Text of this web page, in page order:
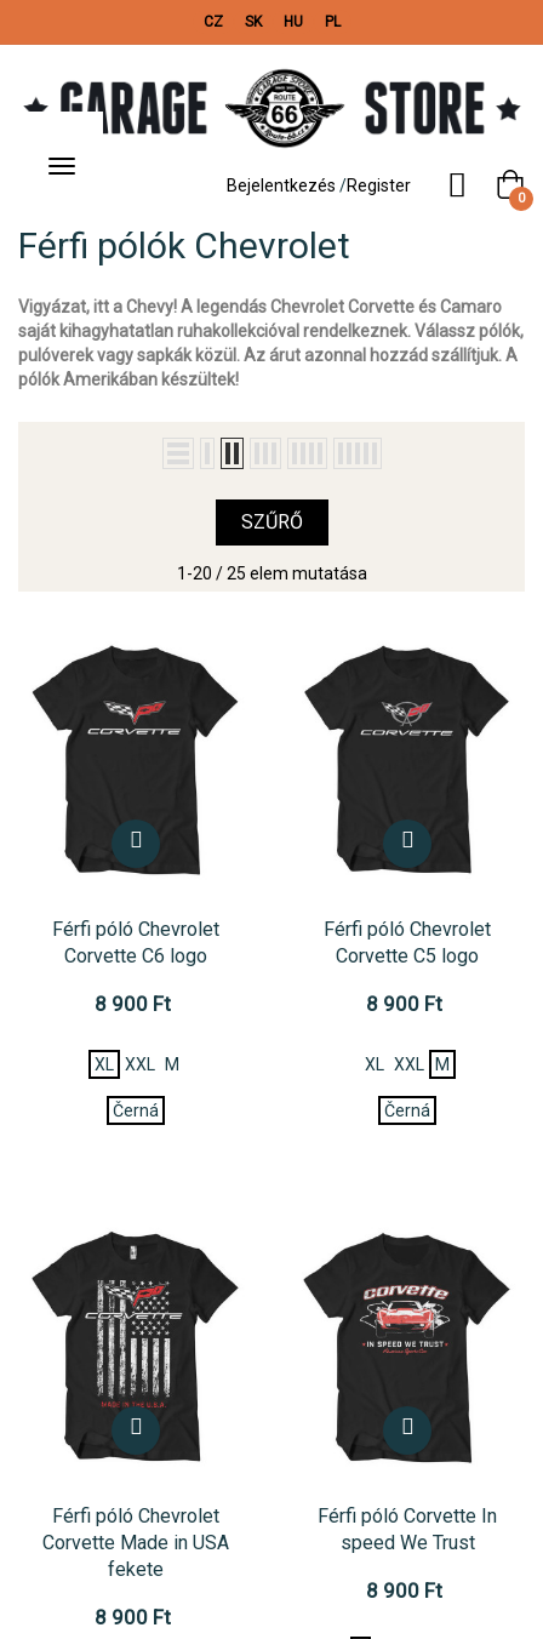
CZ SK HU PL
Bejelentkezés /Register
0
Toggle
Férfi pólók Chevrolet
Vigyázat, itt a Chevy! A legendás Chevrolet Corvette és Camaro
saját kihagyhatatlan ruhakollekcióval rendelkeznek. Válassz pólók,
pulóverek vagy sapkák közül. Az árut azonnal hozzád szállítjuk. A
pólók Amerikában készültek!
SZŰRŐ
1-20 / 25 elem mutatása
Férfi póló Chevrolet
Corvette C6 logo
8 900 Ft
XL XXL M
Černá
Férfi póló Chevrolet
Corvette C5 logo
8 900 Ft
XL XXL M
Černá
Férfi póló Chevrolet
Corvette Made in USA
fekete
8 900 Ft
Férfi póló Corvette In
speed We Trust
8 900 Ft